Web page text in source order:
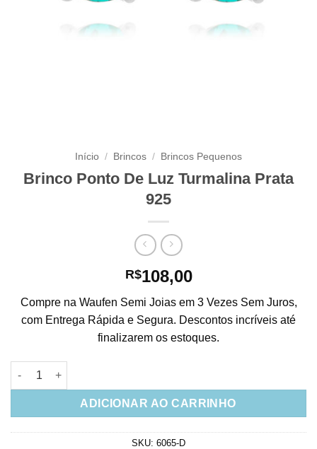
Início / Brincos / Brincos Pequenos
Brinco Ponto De Luz Turmalina Prata
925
R$108,00
Compre na Waufen Semi Joias em 3 Vezes Sem Juros,
com Entrega Rápida e Segura. Descontos incríveis até
finalizarem os estoques.
Brinco Ponto De Luz Turmalina Prata 925 quantidade
ADICIONAR AO CARRINHO
SKU: 6065-D